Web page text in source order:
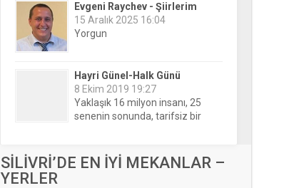
Hayri Günel-Halk Günü
8 Ekim 2019 19:27
Yaklaşık 16 milyon insanı, 25
Nesrin Özalp-Ayna
24 Haziran 2026 00:04
Festivaller Yapılmazsa Kim
Kaybeder? Üreticiden Esnafa,
Tansu Bayrakdar-Biz diyoruz
ki
SİLİVRİ’DE EN İYİ MEKANLAR –
YERLER